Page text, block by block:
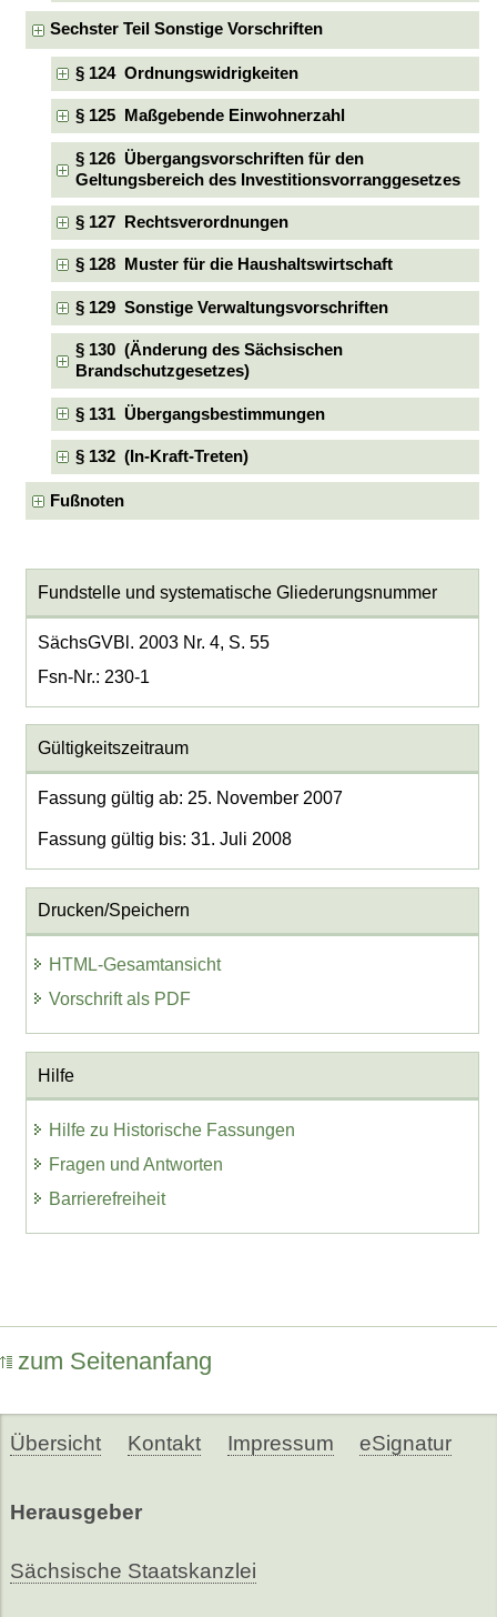
Sechster Teil Sonstige Vorschriften
§ 124 Ordnungswidrigkeiten
§ 125 Maßgebende Einwohnerzahl
§ 126 Übergangsvorschriften für den
Geltungsbereich des Investitionsvorranggesetzes
§ 127 Rechtsverordnungen
§ 128 Muster für die Haushaltswirtschaft
§ 129 Sonstige Verwaltungsvorschriften
§ 130 (Änderung des Sächsischen
Brandschutzgesetzes)
§ 131 Übergangsbestimmungen
§ 132 (In-Kraft-Treten)
Fußnoten
Fundstelle und systematische Gliederungsnummer
SächsGVBl. 2003 Nr. 4, S. 55
Fsn-Nr.: 230-1
Gültigkeitszeitraum
Fassung gültig ab: 25. November 2007
Fassung gültig bis: 31. Juli 2008
Drucken/Speichern
HTML-Gesamtansicht
Vorschrift als PDF
Hilfe
Hilfe zu Historische Fassungen
Fragen und Antworten
Barrierefreiheit
zum Seitenanfang
Übersicht Kontakt Impressum eSignatur
Herausgeber
Sächsische Staatskanzlei